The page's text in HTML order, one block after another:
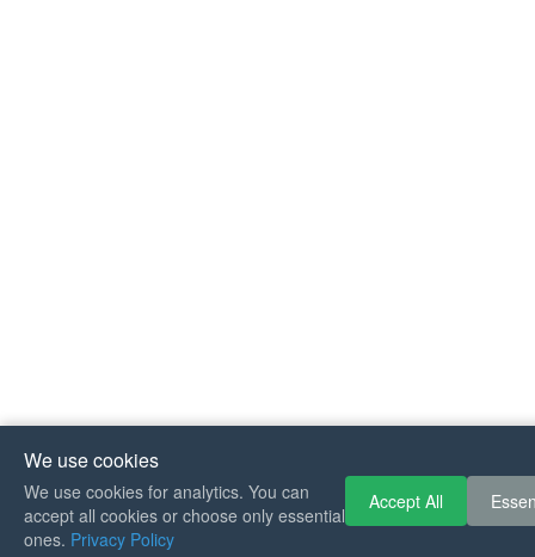
We use cookies
We use cookies for analytics. You can
accept all cookies or choose only essential
ones. Privacy Policy
Accept All
can buy me a